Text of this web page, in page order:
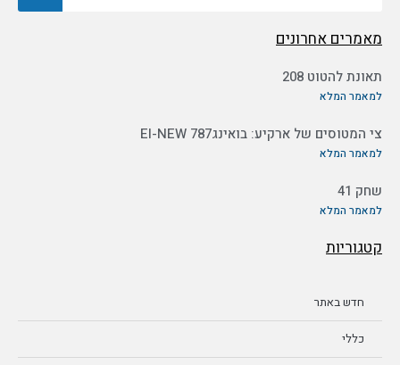
מאמרים אחרונים
תאונת להטוט 208
למאמר המלא
צי המטוסים של ארקיע: בואינג787 EI-NEW
למאמר המלא
שחק 41
למאמר המלא
קטגוריות
חדש באתר
כללי